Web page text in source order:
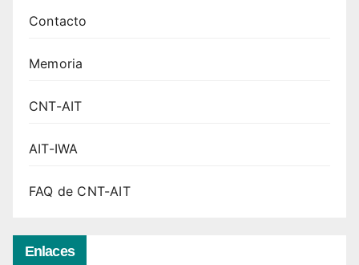
Contacto
Memoria
CNT-AIT
AIT-IWA
FAQ de CNT-AIT
Enlaces